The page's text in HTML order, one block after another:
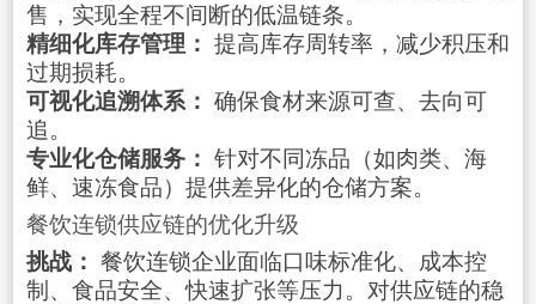
售，实现全程不间断的低温链条。
精细化库存管理： 提高库存周转率，减少积压和
过期损耗。
可视化追溯体系： 确保食材来源可查、去向可
追。
专业化仓储服务： 针对不同冻品（如肉类、海
鲜、速冻食品）提供差异化的仓储方案。
餐饮连锁供应链的优化升级
挑战： 餐饮连锁企业面临口味标准化、成本控
制、食品安全、快速扩张等压力。对供应链的稳